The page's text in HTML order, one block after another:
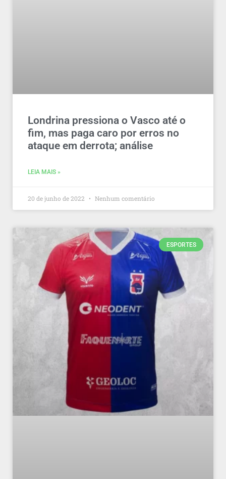
Londrina pressiona o Vasco até o
fim, mas paga caro por erros no
ataque em derrota; análise
LEIA MAIS »
20 de junho de 2022 Nenhum comentário
ESPORTES